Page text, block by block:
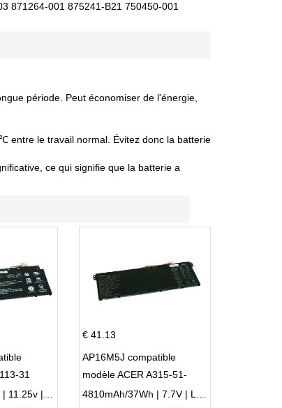
871264-001 875241-B21 750450-001
période. Peut économiser de l'énergie,
entre le travail normal. Évitez donc la batterie
ce qui signifie que la batterie a
31
€ 41.13
AP16M5J compatible
modèle ACER A315-51-
51SL N17Q1 SERIES